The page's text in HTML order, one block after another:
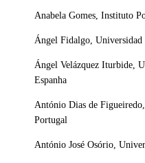
Anabela Gomes, Instituto
Ángel Fidalgo, Universidad
Ángel Velázquez Iturbide,
Espanha
António Dias de
Portugal
António José Osório,